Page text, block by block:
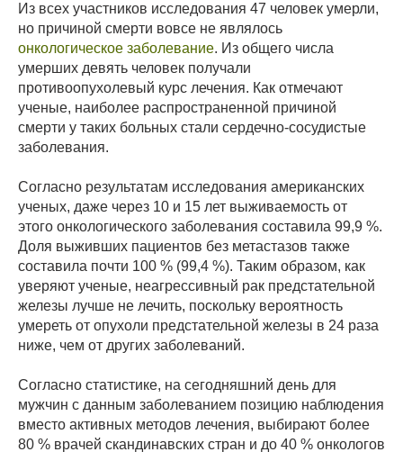
Из всех участников исследования 47 человек умерли,
но причиной смерти вовсе не являлось
онкологическое заболевание. Из общего числа
умерших девять человек получали
противоопухолевый курс лечения. Как отмечают
ученые, наиболее распространенной причиной
смерти у таких больных стали сердечно-сосудистые
заболевания.
Согласно результатам исследования американских
ученых, даже через 10 и 15 лет выживаемость от
этого онкологического заболевания составила 99,9 %.
Доля выживших пациентов без метастазов также
составила почти 100 % (99,4 %). Таким образом, как
уверяют ученые, неагрессивный рак предстательной
железы лучше не лечить, поскольку вероятность
умереть от опухоли предстательной железы в 24 раза
ниже, чем от других заболеваний.
Согласно статистике, на сегодняшний день для
мужчин с данным заболеванием позицию наблюдения
вместо активных методов лечения, выбирают более
80 % врачей скандинавских стран и до 40 % онкологов